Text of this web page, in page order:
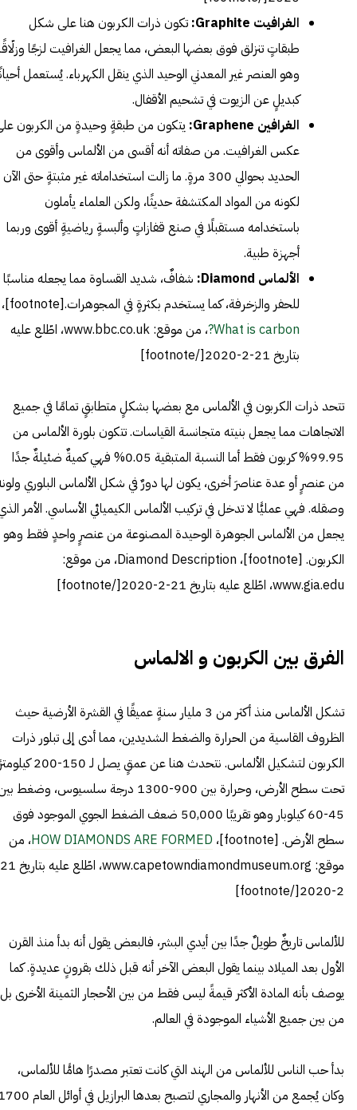
الغرافيت Graphite:
تكون ذرات الكربون هنا على شكل
طبقاتٍ تنزلق فوق بعضها البعض، مما يجعل الغرافيت لزجًا
وهو العنصر غير المعدني الوحيد الذي ينقل الكهرباء. يُستعمل
كبديلٍ عن الزيوت في تشحيم الأقفال.
الغرافين Graphene:
يتكون من طبقةٍ وحيدةٍ من الكربون
عكس الغرافيت. من صفاته أنه أقسى من الألماس وأقوى من
الحديد بحوالي 300 مرةٍ. ما زالت استخداماته غير مثبتةٍ حتى الآن
لكونه من المواد المكتشفة حديثًا، ولكن العلماء يأملون
باستخدامه مستقبلًا في صنع قفازاتٍ وألبسةٍ رياضيةٍ أقوى وربما
أجهزة طبية.
الألماس Diamond:
شفافٌ، شديد القساوة مما يجعله مناسبًا
للحفر والزخرفة، كما يستخدم بكثرةٍ في المجوهرات.[footnote]،
What is carbon?
، من موقع: www.bbc.co.uk، اطّلع عليه
بتاريخ 21-2-2020[/footnote]
تتحد ذرات الكربون في الألماس مع بعضها بشكلٍ متطابقٍ تمامًا في جميع
الاتجاهات مما يجعل بنيته متجانسة القياسات. تتكون بلورة الألماس من
99.95% كربون فقط أما النسبة المتبقية 0.05% فهي كميةٌ ضئيلةٌ جدًا
من عنصرٍ أو عدة عناصرَ أخرى، يكون لها دورٌ في شكل الألماس البلوري
وصقله. فهي عمليًّا لا تدخل في تركيب الألماس الكيميائي الأساسي. الأمر
يجعل من الألماس الجوهرة الوحيدة المصنوعة من عنصرٍ واحدٍ فقط وهو
الكربون. [footnote]،
Diamond Description، من موقع:
www.gia.edu، اطّلع عليه بتاريخ 21-2-2020[/footnote]
الفرق بين الكربون و الالماس
تشكل الألماس منذ أكثر من 3 مليار سنةٍ عميقًا في القشرة الأرضية حيث
الظروف القاسية من الحرارة والضغط الشديدين، مما أدى إلى تبلور ذرات
الكربون لتشكيل الألماس. نتحدث هنا عن عمقٍ يصل لـ
تحت سطح الأرض، وحرارة بين 900-1300 درجة سلسيوس، وضغط
45-60 كيلوبار وهو تقريبًا 50,000 ضعف الضغط الجوي الموجود فوق
سطح الأرض. [footnote]،
HOW DIAMONDS ARE FORMED، من
2-2020[/footnote]
للألماس تاريخٌ طويلٌ جدًا بين أيدي البشر، فالبعض يقول أنه بدأ منذ القرن
الأول بعد الميلاد بينما يقول البعض الآخر أنه قبل ذلك بقرونٍ عديدةٍ. كما
يوصف بأنه المادة الأكثر قيمةً ليس فقط من بين الأحجار الثمينة الأخرى بل
من بين جميع الأشياء الموجودة في العالم.
بدأ حب الناس للألماس من الهند التي كانت تعتبر مصدرًا هامًّا للألماس،
وكان يُجمع من الأنهار والمجاري لتصبح بعدها البرازيل في